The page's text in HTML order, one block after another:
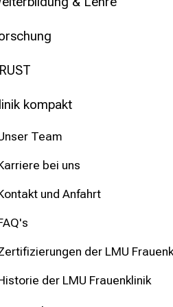
kompakt
Team
bei uns
und Anfahrt
der LMU
der LMU Frauenklinik